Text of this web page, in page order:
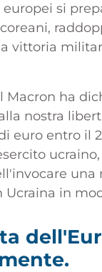
si
vittoria
Macron ha
nostra
euro entro il
una
in